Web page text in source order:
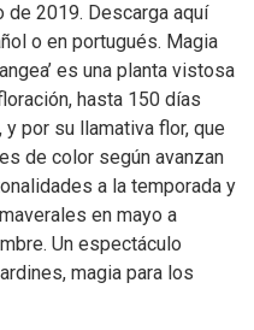
2019. Descarga aquí
o en portugués. Magia
es una planta vistosa
hasta 150 días
por su llamativa flor, que
de color según avanzan
a la temporada y
en mayo a
Un espectáculo
magia para los